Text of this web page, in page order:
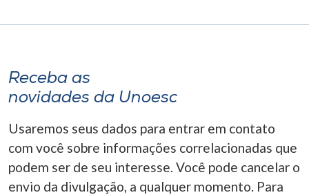
Receba as
novidades da Unoesc
Usaremos seus dados para entrar em contato
com você sobre informações correlacionadas que
podem ser de seu interesse. Você pode cancelar o
envio da divulgação, a qualquer momento. Para